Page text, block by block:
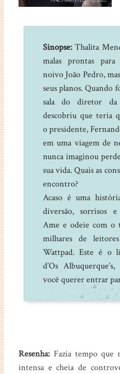
Sinopse:Thalita
malas prontas
noivo João Pedro,
seus planos. Quando
sala do diretor da
descobriu que teria
o presidente,
em uma viagem de
nunca imaginou
sua vida. Quais as
encontro?
Acaso é uma
diversão, sorrisos
Ame e odeie com o
milhares de
Wattpad. Este é o
d’Os
você querer entrar
Resenha: Fazia tempo que
intensa e cheia de